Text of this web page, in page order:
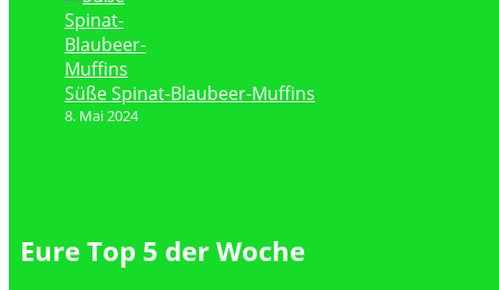
Süße Spinat-Blaubeer-Muffins
8. Mai 2024
Eure Top 5 der Woche